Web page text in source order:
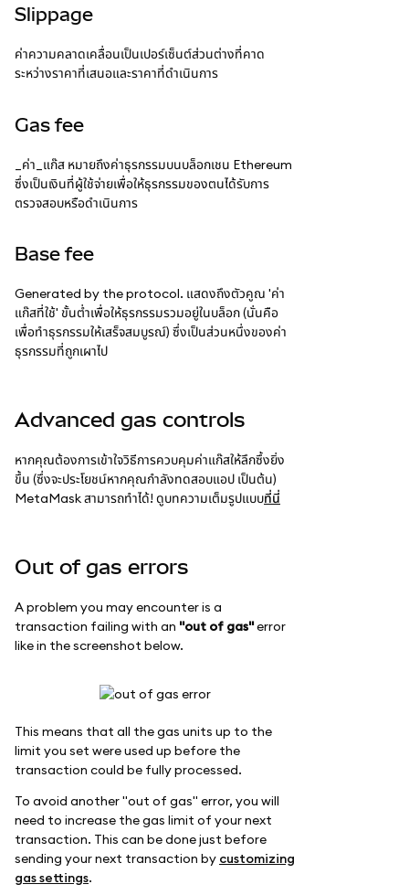
Slippage
ค่าความคลาดเคลื่อนเป็นเปอร์เซ็นต์ส่วนต่างที่คาด
ระหว่างราคาที่เสนอและราคาที่ดำเนินการ
Gas fee
_ค่า_แก๊ส หมายถึงค่าธุรกรรมบนบล็อกเชน Ethereum
ซึ่งเป็นเงินที่ผู้ใช้จ่ายเพื่อให้ธุรกรรมของตนได้รับการ
ตรวจสอบหรือดำเนินการ
Base fee
Generated by the protocol. แสดงถึงตัวคูณ 'ค่า
แก๊สที่ใช้' ขั้นต่ำเพื่อให้ธุรกรรมรวมอยู่ในบล็อก (นั่นคือ
เพื่อทำธุรกรรมให้เสร็จสมบูรณ์) ซึ่งเป็นส่วนหนึ่งของค่า
ธุรกรรมที่ถูกเผาไป
Advanced gas controls
หากคุณต้องการเข้าใจวิธีการควบคุมค่าแก๊สให้ลึกซึ้งยิ่ง
ขึ้น (ซึ่งจะประโยชน์หากคุณกำลังทดสอบแอป เป็นต้น)
MetaMask สามารถทำได้! ดูบทความเต็มรูปแบบที่นี่
Out of gas errors
A problem you may encounter is a
transaction failing with an "out of gas"error
like in the screenshot below.
This means that all the gas units up to the
limit you set were used up before the
transaction could be fully processed.
To avoid another "out of gas" error, you will
need to increase the gas limit of your next
transaction. This can be done just before
sending your next transaction by customizing
gas settings.